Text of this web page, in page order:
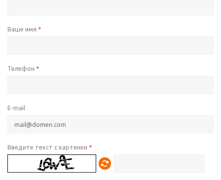
Ваше имя *
Телефон *
E-mail
Введите текст с картинки *